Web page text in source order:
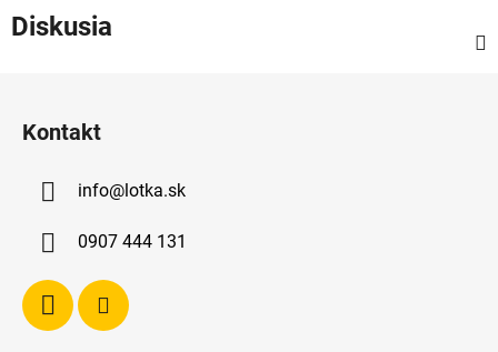
Diskusia
Kontakt
info@lotka.sk
0907 444 131